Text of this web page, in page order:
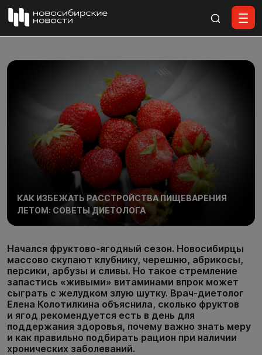
КАК ИЗБЕЖАТЬ РАССТРОЙСТВА ПИЩЕВАРЕНИЯ
ЛЕТОМ: СОВЕТЫ ДИЕТОЛОГА
Начался фруктово-ягодный сезон. Новосибирцы
массово скупают клубнику, черешню, абрикосы,
персики, арбузы и сливы. Но такое стремление
запастись «живыми» витаминами впрок может
сыграть с желудком злую шутку. Врач-диетолог
Елена Колотилкина объяснила, сколько фруктов
и ягод рекомендуется есть в день для
поддержания здоровья, почему важно знать меру
и как правильно подбирать рацион при наличии
хронических заболеваний.